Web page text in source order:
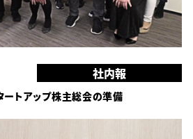
社内報
ートアップ株主総会の準備